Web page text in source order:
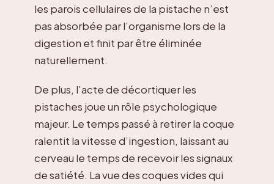
les parois cellulaires de la pistache n’est
pas absorbée par l’organisme lors de la
digestion et finit par être éliminée
naturellement.
De plus, l’acte de décortiquer les
pistaches joue un rôle psychologique
majeur. Le temps passé à retirer la coque
ralentit la vitesse d’ingestion, laissant au
cerveau le temps de recevoir les signaux
de satiété. La vue des coques vides qui